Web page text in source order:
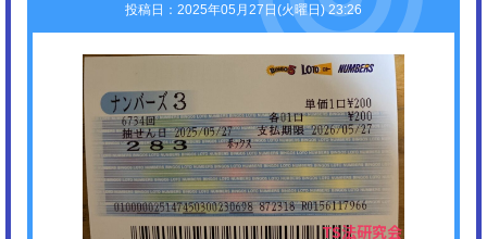
2025年05月27日(火曜日) 23:26